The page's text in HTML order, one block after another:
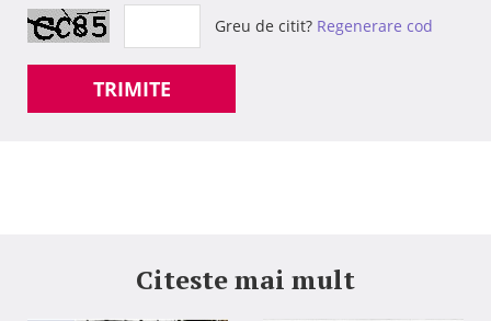
Greu de citit? Regenerare cod
TRIMITE
Citeste mai mult